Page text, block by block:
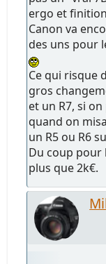
ergo et
Canon va
des uns pour
Ce qui risque
gros
et un R7, si
quand on
un R5 ou R6
Du coup pour
plus que 2k€.